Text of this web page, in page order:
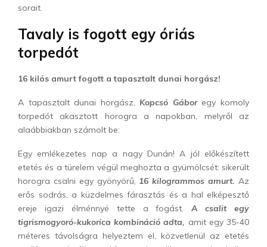
sorait.
Tavaly is fogott egy óriás
torpedót
16 kilós amurt fogott a tapasztalt dunai horgász!
A tapasztalt dunai horgász, Kopcsó Gábor egy komoly
torpedót akasztott horogra a napokban, melyről az
alaábbiakban számolt be:
Egy emlékezetes nap a nagy Dunán! A jól előkészített
etetés és a türelem végül meghozta a gyümölcsét: sikerült
horogra csalni egy gyönyörű, 16 kilogrammos amurt. Az
erős sodrás, a küzdelmes fárasztás és a hal elképesztő
ereje igazi élménnyé tette a fogást.A csalit egy
tigrismogyoró-kukorica kombináció adta, amit egy 35-40
méteres távolságra helyeztem el, közvetlenül az etetés